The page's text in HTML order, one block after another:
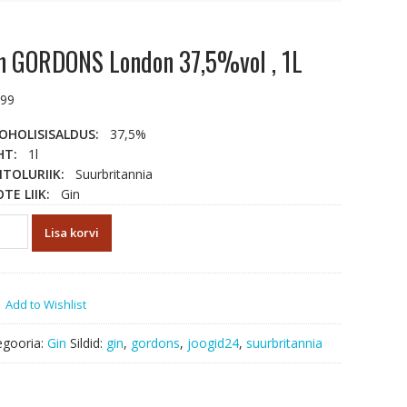
GORDONS London 37,5%vol , 1L
37,5%
1l
Suurbritannia
LIIK:
Gin
Lisa korvi
Add to Wishlist
Gin Sildid: gin, gordons, joogid24, suurbritannia